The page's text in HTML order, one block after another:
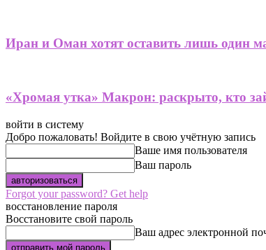
Иран и Оман хотят оставить лишь один
«Хромая утка» Макрон: раскрыто, кто
войти в систему
Добро пожаловать! Войдите в свою учётную запись
Ваше имя пользователя
Ваш пароль
Forgot your password? Get help
восстановление пароля
Восстановите свой пароль
Ваш адрес электронной